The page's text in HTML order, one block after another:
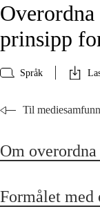
prinsipp
Språk
Til
Om
Formålet